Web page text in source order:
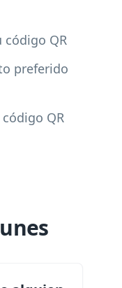
código QR
preferido
QR